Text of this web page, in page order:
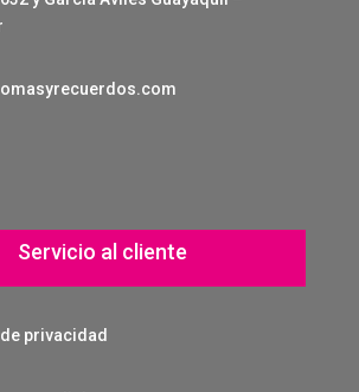
Servicio al cliente
privacidad